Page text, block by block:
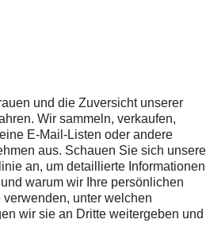
und die Zuversicht unserer
Wir sammeln, verkaufen,
E-Mail-Listen oder andere
aus. Schauen Sie sich unsere
an, um detaillierte Informationen
warum wir Ihre persönlichen
unter welchen
wir sie an Dritte weitergeben und